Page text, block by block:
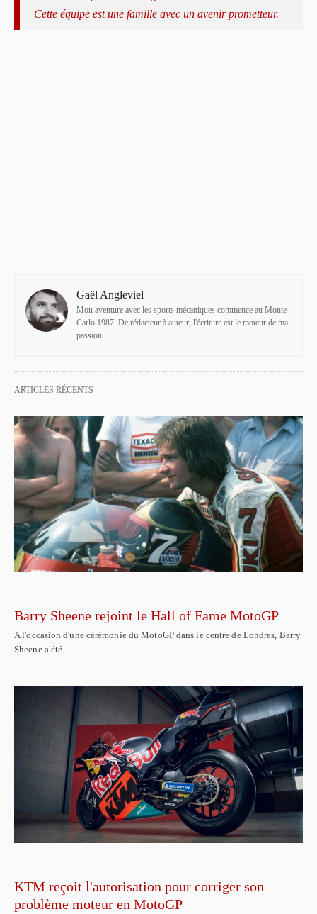
Cette équipe est une famille avec un avenir prometteur.
Gaël Angleviel
Mon aventure avec les sports mécaniques commence au Monte-
Carlo 1987. De rédacteur à auteur, l'écriture est le moteur de ma
passion.
ARTICLES RÉCENTS
Barry Sheene rejoint le Hall of Fame MotoGP
A l'occasion d'une cérémonie du MotoGP dans le centre de Londres, Barry
Sheene a été…
KTM reçoit l'autorisation pour corriger son
problème moteur en MotoGP